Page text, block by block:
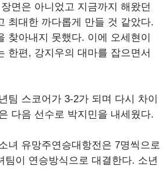
면은 아니었고 지금까지 해왔던
최대한 까다롭게 만들 것 같았다.
찾아내지 못했다. 이에 오세현이
한편, 강지우의 대마를 잡으면서
팀 스코어가 3-2가 되며 다시 차이
다음 선수로 박지민을 내세웠다.
녀 유망주연승대항전은 7명씩으로
팀이 연승방식으로 대결한다. 소년